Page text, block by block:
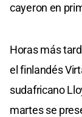
cayeron en
Horas más
el finlandés
sudafricano
martes se